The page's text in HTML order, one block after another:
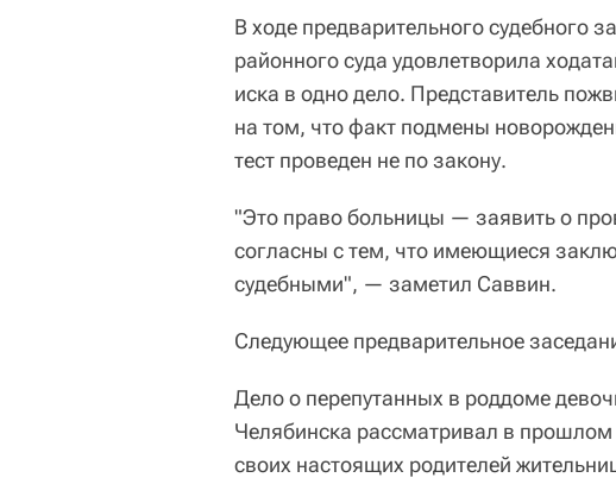
В ходе предварительного судебного
районного суда удовлетворила
иска в одно дело. Представитель
на том, что факт подмены
тест проведен не по закону.
"Это право больницы — заявить о
согласны с тем, что имеющиеся
судебными", — заметил Саввин.
Следующее предварительное
Дело о перепутанных в роддоме
Челябинска рассматривал в
своих настоящих родителей